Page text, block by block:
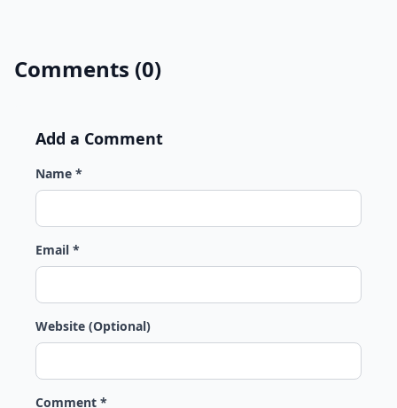
Comments (0)
Add a Comment
Name *
Email *
Website (Optional)
Comment *